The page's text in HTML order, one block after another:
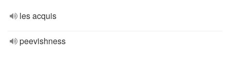
les acquis
peevishness